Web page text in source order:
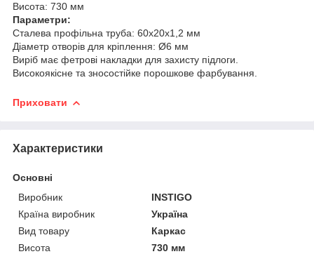
Висота: 730 мм
Параметри:
Сталева профільна труба: 60x20x1,2 мм
Діаметр отворів для кріплення: Ø6 мм
Виріб має фетрові накладки для захисту підлоги.
Високоякісне та зносостійке порошкове фарбування.
Приховати
Характеристики
Основні
Виробник
INSTIGO
Країна виробник
Україна
Вид товару
Каркас
Висота
730 мм